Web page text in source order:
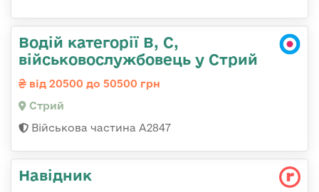
Водій категорії B, C,
військовослужбовець у Стрий
від 20500 до 50500 грн
Стрий
Військова частина А2847
Навідник